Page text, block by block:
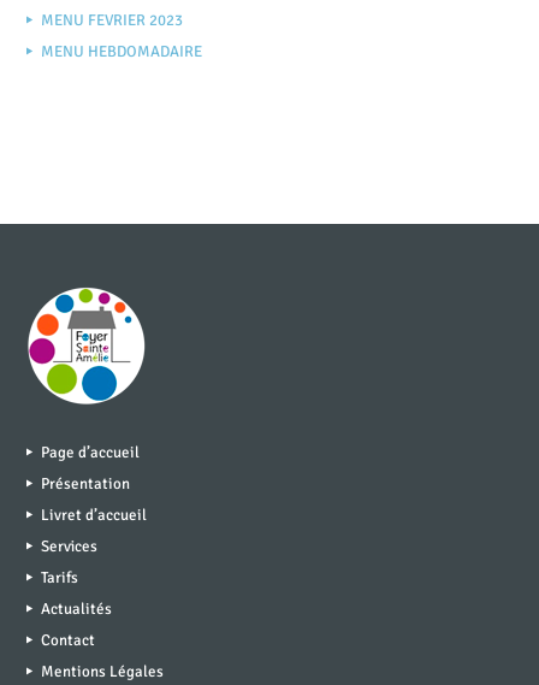
MENU FEVRIER 2023
MENU HEBDOMADAIRE
Page d’accueil
Présentation
Livret d’accueil
Services
Tarifs
Actualités
Contact
Mentions Légales